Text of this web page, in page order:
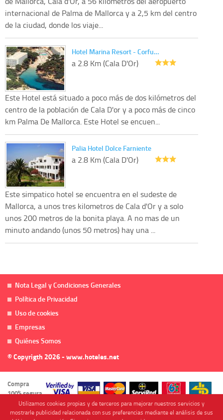
internacional de Palma de Mallorca y a 2,5 km del centro
de la ciudad, donde los viaje...
Hotel Marina Resort - Corfu…
a 2.8 Km (Cala D'Or)
Este Hotel está situado a poco más de dos kilómetros del
centro de la población de Cala D'or y a poco más de cinco
km Palma De Mallorca. Este Hotel se encuen...
Palia Hotel Dolce Farniente
a 2.8 Km (Cala D'Or)
Este simpatico hotel se encuentra en el sudeste de
Mallorca, a unos tres kilometros de Cala d'Or y a solo
unos 200 metros de la bonita playa. A no mas de un
minuto andando (unos 50 metros) hay una ...
Nota Legal y Condiciones Generales
Política de Privacidad
Uso de cookies
Empresas
Quiénes Somos
© Copyrigth 2026 - www.hoteles.net
Compra
100% segura
Utilizamos cookies propias y de terceros para mejorar nuestros servicios y
mostrarle publicidad relacionada con sus preferencias mediante el análisis de sus